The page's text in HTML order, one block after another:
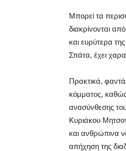
Μπορεί τα
διακρίνονται
και ευρύτερα
Σπάτα, έχει
Πρακτικά,
κόμματος, καθώς
ανασύνθεσης
Κυριάκου
και ανθρώπινα
απήχηση της